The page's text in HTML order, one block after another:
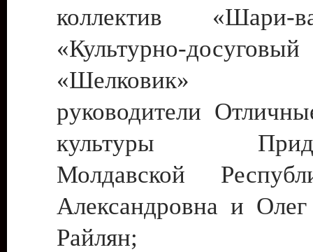
коллектив
«Культурно-
«Шелковик»
руководители
культуры
Молдавской
Александровна и
Райлян;